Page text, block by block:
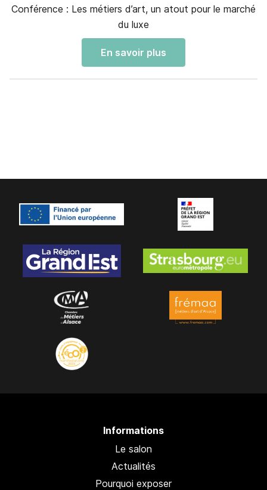
Conférence : Les métiers d’art, un atout pour le marché
du luxe
En savoir plus
Informations
Le salon
Actualités
Pourquoi exposer